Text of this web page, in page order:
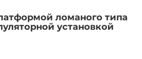
ломаного типа
установкой